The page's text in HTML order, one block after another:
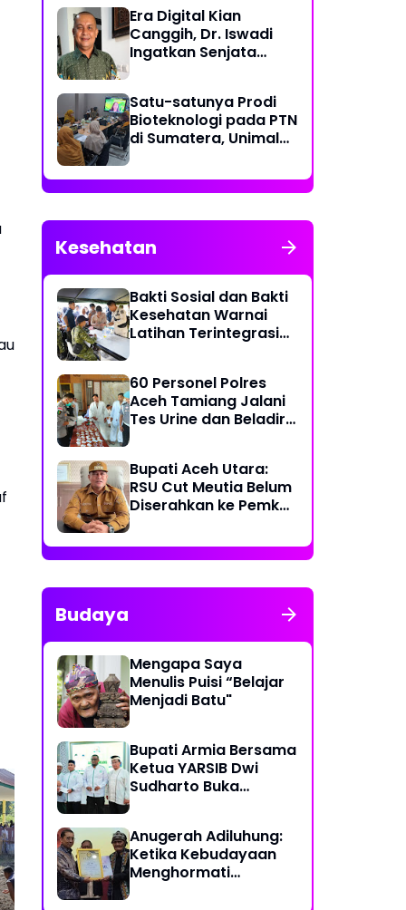
Indonesia Berjaya Raih
Juara Umum Indonesia
Disinformasi
Era Digital Kian
Canggih, Dr. Iswadi
Ingatkan Senjata
Satu-satunya Prodi
Bioteknologi pada PTN
di Sumatera, Unimal
Penyusunan Kurikulum
Kesehatan
Bakti Sosial dan Bakti
Kesehatan Warnai
Latihan Terintegrasi
60 Personel Polres
Aceh Tamiang Jalani
Tes Urine dan Beladiri
Bupati Aceh Utara:
RSU Cut Meutia Belum
Diserahkan ke Pemko
Budaya
Mengapa Saya
Menulis Puisi “Belajar
Menjadi Batu"
Bupati Armia Bersama
Ketua YARSIB Dwi
Sudharto Buka
Anugerah Adiluhung:
Ketika Kebudayaan
Menghormati